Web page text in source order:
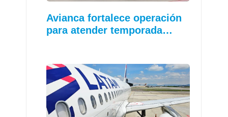
Avianca fortalece operación
para atender temporada…